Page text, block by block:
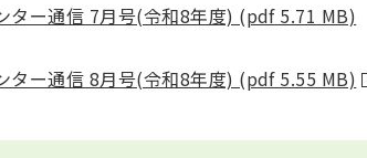
ター通信 7月号(令和8年度) (pdf 5.71 MB)
ター通信 8月号(令和8年度) (pdf 5.55 MB)